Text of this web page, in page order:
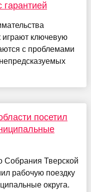
гарантией
играют ключевую
с проблемами
посетил
Собрания Тверской
рабочую поездку
округа.